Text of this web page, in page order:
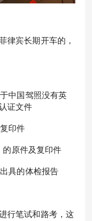
律宾长期开车的，
中国驾照没有英
证文件
印件
的原件及复印件
具的体检报告
行笔试和路考，这